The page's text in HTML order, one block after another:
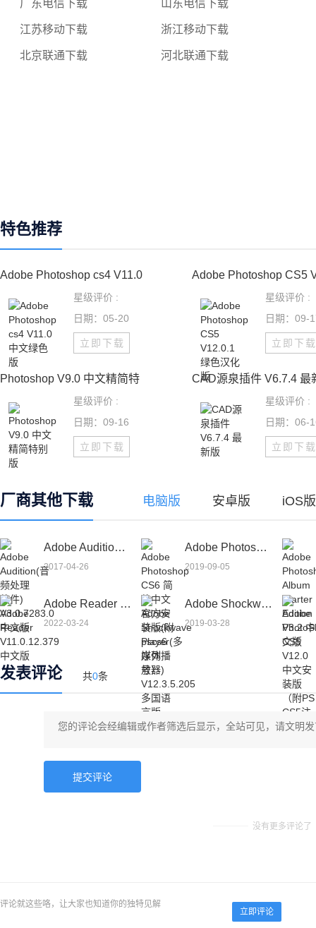
广东电信下载 山东电信下载
江苏移动下载 浙江移动下载
北京联通下载 河北联通下载
特色推荐
Adobe Photoshop cs4 V11.0
星级评价 :
日期：05-20
立即下载
Adobe Photoshop CS5
星级评价 :
日期：09-
立即下载
Photoshop V9.0 中文精简特
星级评价 :
日期：09-16
立即下载
CAD源泉插件 V6.7.4 最
星级评价 :
日期：06-
立即下载
厂商其他下载 电脑版 安卓版 iOS版
Adobe Audition(音频处理软件) V3.0.7283.0 中文版
2017-04-26
Adobe Photoshop CS6 简体中文官方安装版(附pscs6序列号）
2019-09-05
Adobe Reader V11.0.12.379 中文版
2022-03-24
Adobe Shockwave Player(多媒体播放器) V12.3.5.205 多国语言版
2019-03-28
发表评论 共0条
没有更多评论了
评论就这些咯，让大家也知道你的独特见解
立即评论